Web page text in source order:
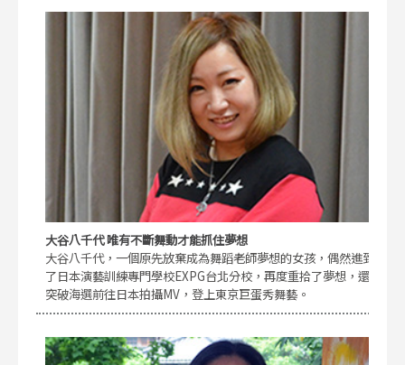
大谷八千代 唯有不斷舞動才能抓住夢想
大谷八千代，一個原先放棄成為舞蹈老師夢想的女孩，偶然進到
了日本演藝訓練專門學校EXPG台北分校，再度重拾了夢想，還
突破海選前往日本拍攝MV，登上東京巨蛋秀舞藝。